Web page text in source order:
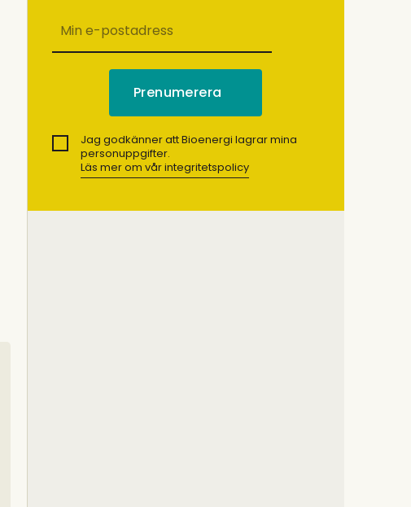
Jag godkänner att Bioenergi lagrar mina
personuppgifter.
Läs mer om vår integritetspolicy